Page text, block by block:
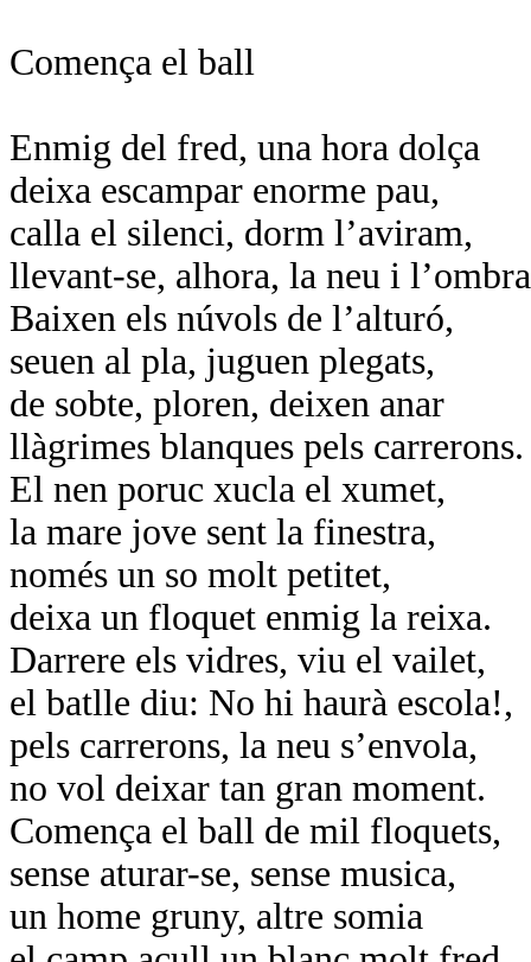
Comença el ball
Enmig del fred, una hora dolça
deixa escampar enorme pau,
calla el silenci, dorm l’aviram,
llevant-se, alhora, la neu i
Baixen els núvols de l’alturó,
seuen al pla, juguen plegats,
de sobte, ploren, deixen anar
llàgrimes blanques pels carrerons.
El nen poruc xucla el xumet,
la mare jove sent la finestra,
només un so molt petitet,
deixa un floquet enmig la reixa.
Darrere els vidres, viu el vailet,
el batlle diu: No hi haurà escola!,
pels carrerons, la neu s’envola,
no vol deixar tan gran moment.
Comença el ball de mil floquets,
sense aturar-se, sense musica,
un home gruny, altre somia